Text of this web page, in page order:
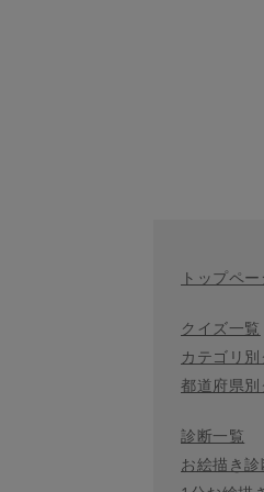
トップペー
クイズ一覧
カテゴリ
都道府県
診断一覧
お絵描き